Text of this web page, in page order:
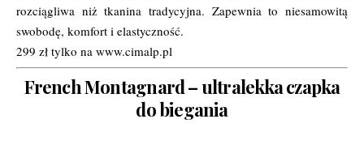
rozciągliwa niż tkanina tradycyjna. Zapewnia to niesamowitą
swobodę, komfort i elastyczność.
299 zł tylko na www.cimalp.pl
French Montagnard – ultralekka czapka
do biegania